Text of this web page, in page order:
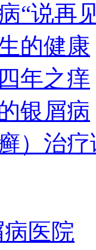
“说再
的健康
年之痒
银屑病
）治
医院